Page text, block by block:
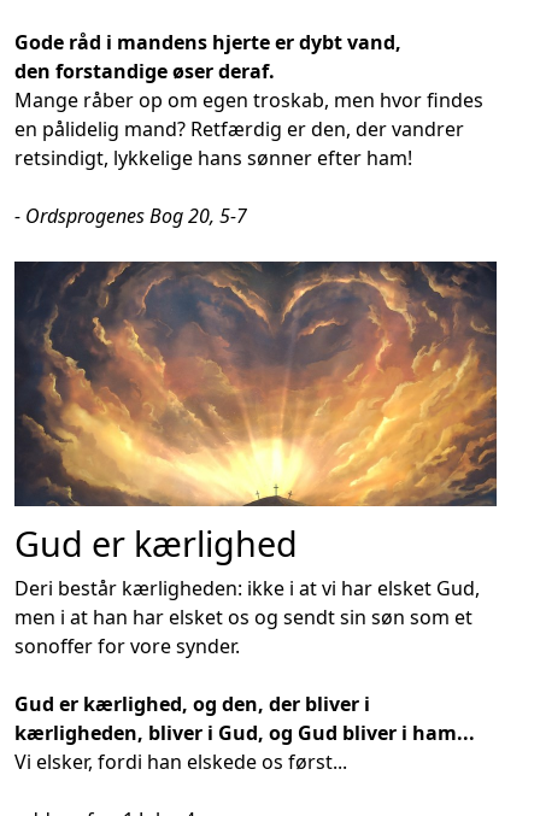
Gode råd i mandens hjerte er dybt vand,
den forstandige øser deraf.
Mange råber op om egen troskab, men hvor findes
en pålidelig mand? Retfærdig er den, der vandrer
retsindigt, lykkelige hans sønner efter ham!
- Ordsprogenes Bog 20, 5-7
Gud er kærlighed
Deri består kærligheden: ikke i at vi har elsket Gud,
men i at han har elsket os og sendt sin søn som et
sonoffer for vore synder.
Gud er kærlighed, og den, der bliver i
kærligheden, bliver i Gud, og Gud bliver i ham...
Vi elsker, fordi han elskede os først...